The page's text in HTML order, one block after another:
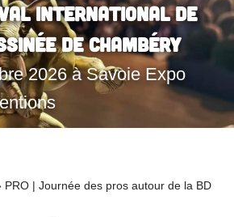
International de
de Chambéry
2026 à Savoie Expo
PRO | Journée des pros autour de la BD